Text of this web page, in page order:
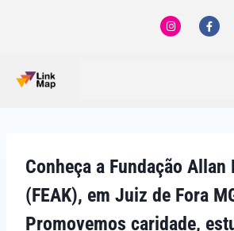
Conheça a Fundação Allan
(FEAK), em Juiz de Fora
Promovemos caridade,